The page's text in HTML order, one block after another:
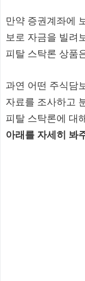
만약 증권계좌에
보로 자금을 빌려
피탈 스탁론 상품
과연 어떤 주식담
자료를 조사하고
피탈 스탁론에 대
아래를 자세히 봐